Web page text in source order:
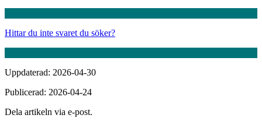
Hittar du inte svaret du söker?
Uppdaterad: 2026-04-30
Publicerad: 2026-04-24
Dela artikeln via e-post.